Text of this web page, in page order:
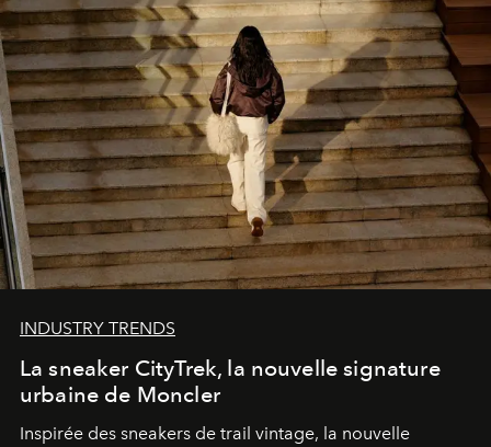
INDUSTRY TRENDS
La sneaker CityTrek, la nouvelle signature
urbaine de Moncler
Inspirée des sneakers de trail vintage, la nouvelle